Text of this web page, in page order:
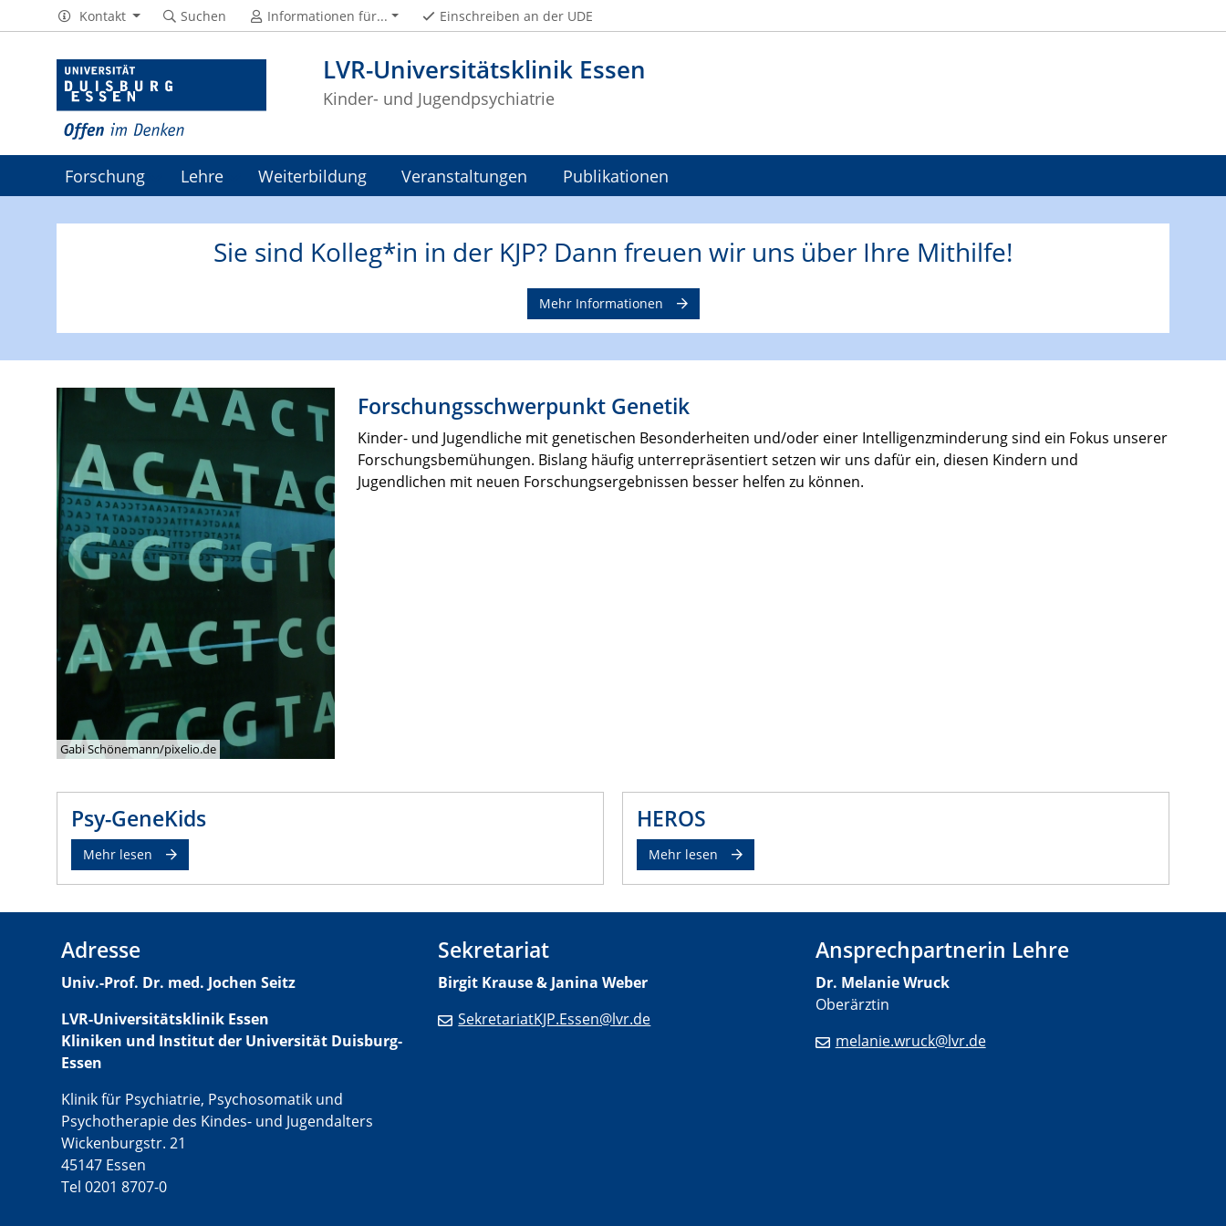
LVR-Universitätsklinik Essen
Kinder- und Jugendpsychiatrie
Kontakt Suchen Informationen für... Einschreiben an der UDE
Forschung Lehre Weiterbildung Veranstaltungen Publikationen
Sie sind Kolleg*in in der KJP? Dann freuen wir uns über Ihre Mithilfe!
Mehr Informationen
Gabi Schönemann/pixelio.de
Forschungsschwerpunkt Genetik
Kinder- und Jugendliche mit genetischen Besonderheiten und/oder einer Intelligenzminderung sind ein Fokus unserer
Forschungsbemühungen. Bislang häufig unterrepräsentiert setzen wir uns dafür ein, diesen Kindern und
Jugendlichen mit neuen Forschungsergebnissen besser helfen zu können.
Psy-GeneKids
Mehr lesen
HEROS
Mehr lesen
Adresse
Univ.-Prof. Dr. med. Jochen Seitz
LVR-Universitätsklinik Essen
Kliniken und Institut der Universität Duisburg-
Essen
Klinik für Psychiatrie, Psychosomatik und
Psychotherapie des Kindes- und Jugendalters
Wickenburgstr. 21
45147 Essen
Tel 0201 8707-0
Sekretariat
Birgit Krause & Janina Weber
SekretariatKJP.Essen@lvr.de
Ansprechpartnerin Lehre
Dr. Melanie Wruck
Oberärztin
melanie.wruck@lvr.de